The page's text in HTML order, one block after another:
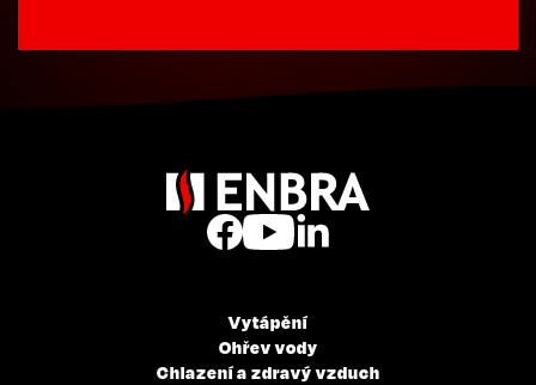
Vytápění
Ohřev vody
Chlazení a zdravý vzduch